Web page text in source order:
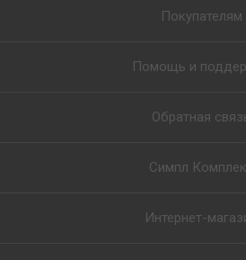
Покупателям
Помощь и
Обратная
Симпл
Интернет-